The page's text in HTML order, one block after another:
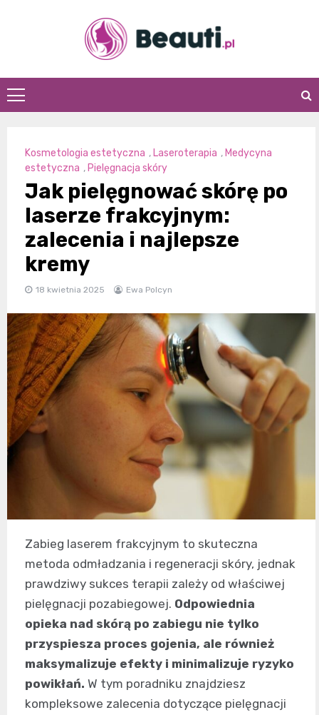
Beauti.pl
Kosmetologia estetyczna , Laseroterapia , Medycyna
estetyczna , Pielęgnacja skóry
Jak pielęgnować skórę po
laserze frakcyjnym:
zalecenia i najlepsze
kremy
18 kwietnia 2025 Ewa Polcyn
Zabieg laserem frakcyjnym to skuteczna
metoda odmładzania i regeneracji skóry, jednak
prawdziwy sukces terapii zależy od właściwej
pielęgnacji pozabiegowej. Odpowiednia
opieka nad skórą po zabiegu nie tylko
przyspiesza proces gojenia, ale również
maksymalizuje efekty i minimalizuje ryzyko
powikłań. W tym poradniku znajdziesz
kompleksowe zalecenia dotyczące pielęgnacji